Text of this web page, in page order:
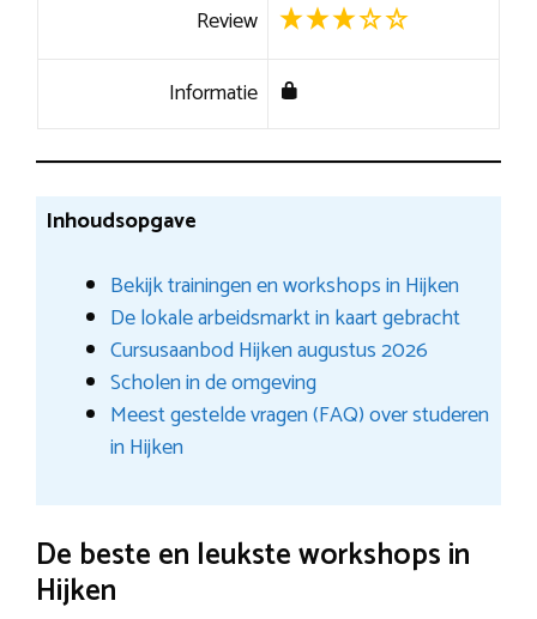
Review
Informatie
Inhoudsopgave
Bekijk trainingen en workshops in Hijken
De lokale arbeidsmarkt in kaart gebracht
Cursusaanbod Hijken augustus 2026
Scholen in de omgeving
Meest gestelde vragen (FAQ) over studeren
in Hijken
De beste en leukste workshops in
Hijken